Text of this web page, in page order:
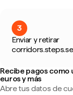
3
Enviar y retirar
Recibe pagos como
euros y más
Abre tus datos de